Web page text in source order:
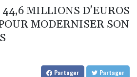
Kim Le Court remporte la 6e étape,
maillot jaune
perchée sur ses niveaux records
44,6 MILLIONS D'EUROS
MODERNISER SON
Partager Partager